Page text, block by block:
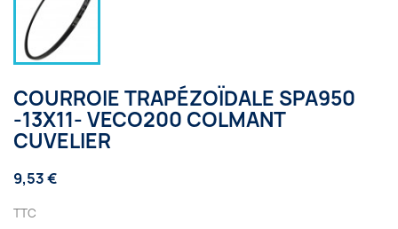
COURROIE TRAPÉZOÏDALE SPA950
-13X11- VECO200 COLMANT
CUVELIER
9,53 €
TTC